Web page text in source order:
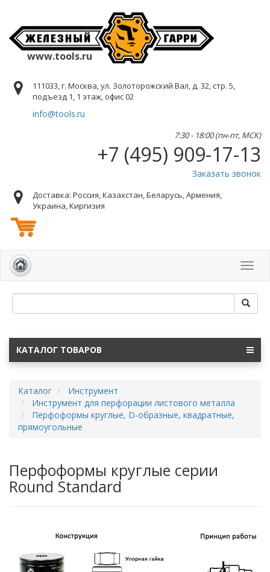
www.tools.ru
111033, г. Москва, ул. Золоторожский Вал, д. 32, стр. 5,
подъезд 1, 1 этаж, офис 02
info@tools.ru
7:30 - 18:00 (пн-пт, МСК)
+7 (495) 909-17-13
Заказать звонок
Доставка: Россия, Казахстан, Беларусь, Армения,
Украина, Киргизия
КАТАЛОГ ТОВАРОВ
Каталог
Инструмент
Инструмент для перфорации листового металла
Перфоформы круглые, D-образные, квадратные,
прямоугольные
Перфоформы круглые серии
Round Standard